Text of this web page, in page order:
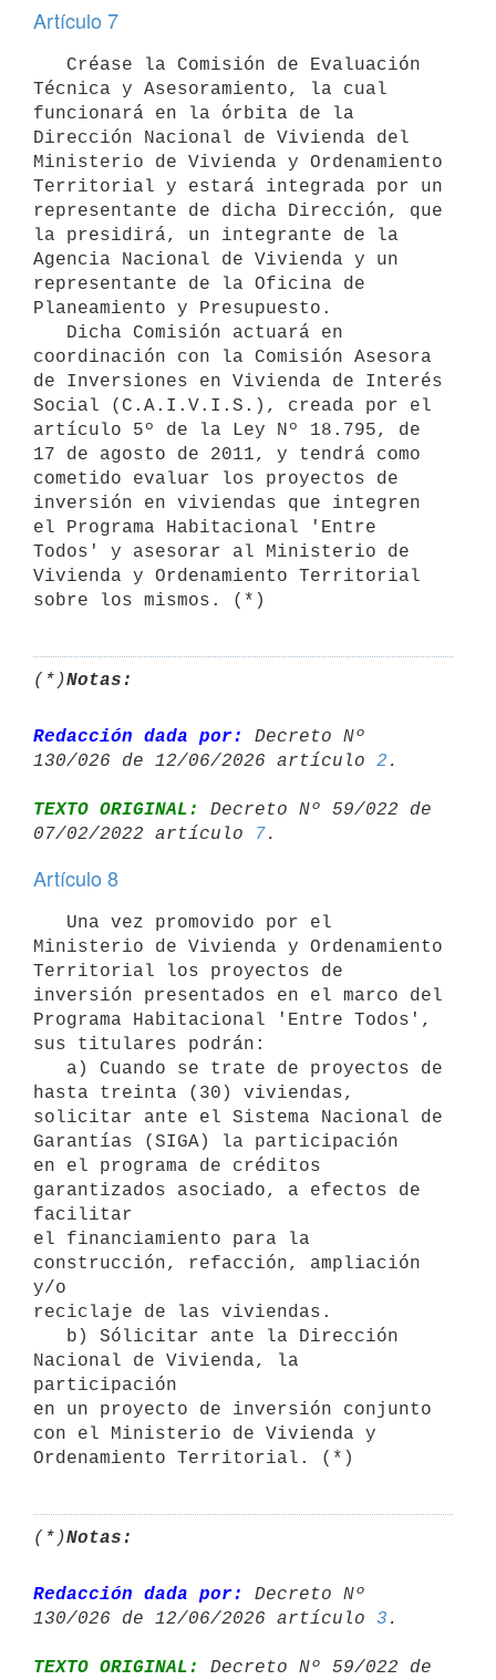
Artículo 7
Técnica y Asesoramiento, la cual
funcionará en la órbita de la
Dirección Nacional de Vivienda del
Ministerio de Vivienda y Ordenamiento
Territorial y estará integrada por un
representante de dicha Dirección, que
la presidirá, un integrante de la
Agencia Nacional de Vivienda y un
representante de la Oficina de
Planeamiento y Presupuesto.
coordinación con la Comisión Asesora
de Inversiones en Vivienda de Interés
Social (C.A.I.V.I.S.), creada por el
artículo 5º de la Ley Nº 18.795, de
17 de agosto de 2011, y tendrá como
cometido evaluar los proyectos de
inversión en viviendas que integren
el Programa Habitacional 'Entre
Todos' y asesorar al Ministerio de
Vivienda y Ordenamiento Territorial
sobre los mismos. (*)
(*)Notas:
Redacción dada por:
Decreto Nº
130/026 de 12/06/2026 artículo 2
TEXTO ORIGINAL:
Decreto Nº 59/022 de
07/02/2022 artículo
7
Artículo 8
Ministerio de Vivienda y Ordenamiento
Territorial los proyectos de
inversión presentados en el marco del
Programa Habitacional 'Entre Todos',
sus titulares podrán:
hasta treinta (30) viviendas,
solicitar ante el Sistema Nacional de
Garantías (SIGA) la participación
en el programa de créditos
garantizados asociado, a efectos de
facilitar
el financiamiento para la
construcción, refacción, ampliación
y/o
reciclaje de las viviendas.
Nacional de Vivienda, la
participación
en un proyecto de inversión conjunto
con el Ministerio de Vivienda y
Ordenamiento Territorial. (*)
(*)Notas:
Redacción dada por:
Decreto Nº
130/026 de 12/06/2026 artículo 3
TEXTO ORIGINAL: Decreto Nº 59/022 de